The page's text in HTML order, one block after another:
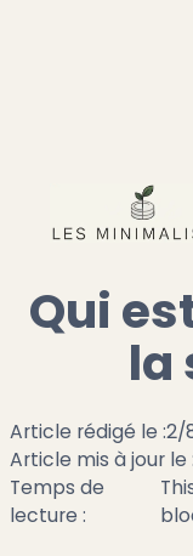
Mode de
Qui est à l'origine
Qui
la
Article rédigé le :2/
Article mis à jour le :
Temps de
lecture :